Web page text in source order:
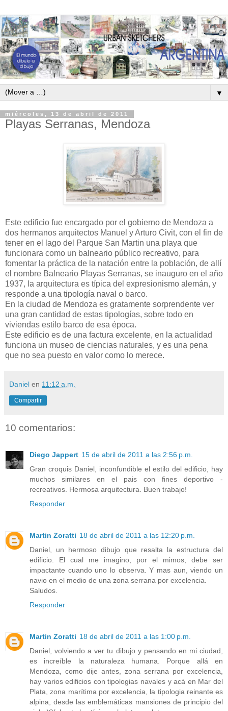
▼
miércoles, 13 de abril de 2011
Playas Serranas, Mendoza
Este edificio fue encargado por el gobierno de Mendoza a
dos hermanos arquitectos Manuel y Arturo Civit, con el fin de
tener en el lago del Parque San Martin una playa que
funcionara como un balneario público recreativo, para
fomentar la práctica de la natación entre la población, de allí
el nombre Balneario Playas Serranas, se inauguro en el año
1937, la arquitectura es típica del expresionismo alemán, y
responde a una tipología naval o barco.
En la ciudad de Mendoza es gratamente sorprendente ver
una gran cantidad de estas tipologías, sobre todo en
viviendas estilo barco de esa época.
Este edificio es de una factura excelente, en la actualidad
funciona un museo de ciencias naturales, y es una pena
que no sea puesto en valor como lo merece.
Daniel en 11:12 a.m.
Compartir
10 comentarios:
Diego Jappert 15 de abril de 2011 a las 2:56 p.m.
Gran croquis Daniel, inconfundible el estilo del edificio, hay
muchos similares en el pais con fines deportivo -
recreativos. Hermosa arquitectura. Buen trabajo!
Responder
Martin Zoratti 18 de abril de 2011 a las 12:20 p.m.
Daniel, un hermoso dibujo que resalta la estructura del
edificio. El cual me imagino, por el mimos, debe ser
impactante cuando uno lo observa. Y mas aun, viendo un
navio en el medio de una zona serrana por excelencia.
Saludos.
Responder
Martin Zoratti 18 de abril de 2011 a las 1:00 p.m.
Daniel, volviendo a ver tu dibujo y pensando en mi ciudad,
es increíble la naturaleza humana. Porque allá en
Mendoza, como dije antes, zona serrana por excelencia,
hay varios edificios con tipologias navales y acá en Mar del
Plata, zona marítima por excelencia, la tipologia reinante es
alpina, desde las emblemáticas mansiones de principio del